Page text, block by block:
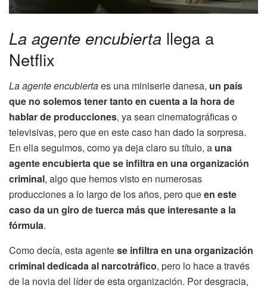
La agente encubierta llega a
Netflix
La agente encubiertaes una miniserie danesa, un país
que no solemos tener tanto en cuenta a la hora de
hablar de producciones, ya sean cinematográficas o
televisivas, pero que en este caso han dado la sorpresa.
En ella seguimos, como ya deja claro su título, a una
agente encubierta que se infiltra en una organización
criminal, algo que hemos visto en numerosas
producciones a lo largo de los años, pero queen este
caso da un giro de tuerca más que interesante a la
fórmula.
Como decía, esta agentese infiltra en una organización
criminal dedicada al narcotráfico, pero lo hace a través
de la novia del líder de esta organización. Por desgracia,